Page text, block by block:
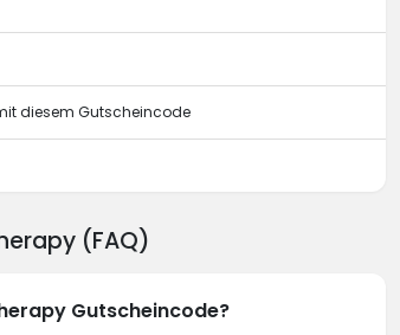
diesem Gutscheincode
(FAQ)
Gutscheincode?